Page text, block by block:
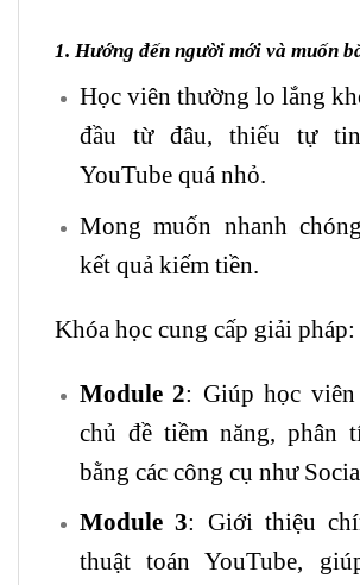
1. Hướng đến người mới và muốn
Học viên thường lo lắng
đầu từ đâu, thiếu tự
YouTube quá nhỏ.
Mong muốn nhanh
kết quả kiếm tiền.
Khóa học cung cấp giải pháp:
Module 2: Giúp học
chủ đề tiềm năng, phân
bằng các công cụ như
Module 3: Giới thiệu
thuật toán YouTube,